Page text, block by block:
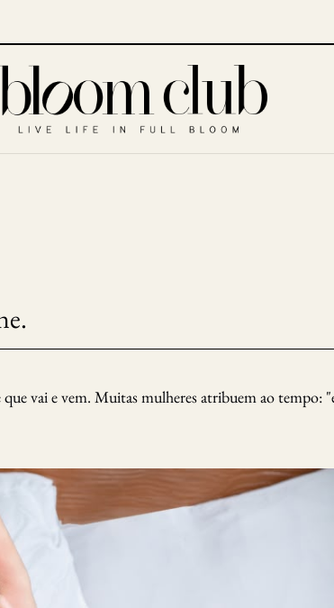
vai e vem. Muitas mulheres atribuem ao tempo: